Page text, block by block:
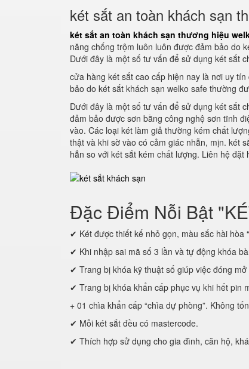
két sắt an toàn khách sạn
két sắt an toàn khách sạn thương hiệu
năng chống trộm luôn luôn được đảm bảo do
Dưới đây là một số tư vấn để sử dụng két sắt
cửa hàng két sắt cao cấp hiện nay là nơi uy
bảo do két sắt khách sạn welko safe thường
Dưới đây là một số tư vấn để sử dụng két sắt
đảm bảo được sơn bằng công nghệ sơn tĩnh
vào. Các loại két làm giả thường kém chất
thật và khi sờ vào có cảm giác nhẵn, mịn. két
hẳn so với két sắt kém chất lượng. Liên hệ
Đặc Điểm Nỗi Bật
✔ Két được thiết kế nhỏ gọn, màu sắc hài hòa
✔ Khi nhập sai mã số 3 lần và tự động khóa
✔ Trang bị khóa kỹ thuật số giúp việc đóng
✔ Trang bị khóa khẩn cấp phục vụ khi hết pin
+ 01 chìa khẩn cấp “chìa dự phòng”. Không
✔ Mỗi két sắt đều có mastercode.
✔ Thích hợp sử dụng cho gia đình, căn hộ,